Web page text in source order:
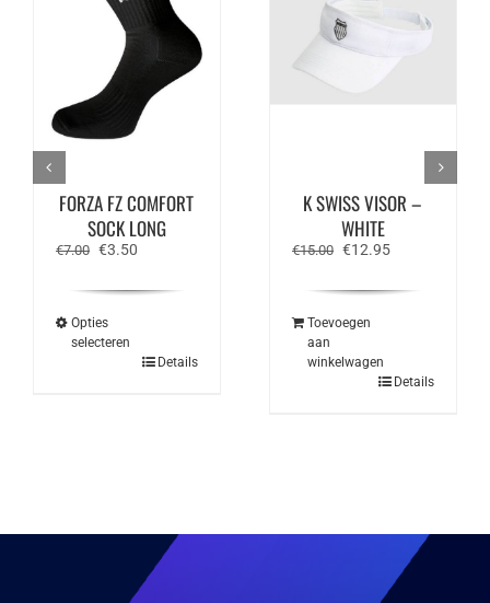
FORZA FZ COMFORT
SOCK LONG
€7.00 Oorspronkelijke
€3.50Huidige
Opties
selecteren
Dit
op
productpagina
Details
K SWISS VISOR –
WHITE
€15.00 Oorspronkelijke
€12.95Huidige
Toevoegen
aan
winkelwagen
Details